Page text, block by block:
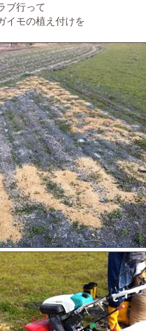
ブ行って
イモの植え付けを